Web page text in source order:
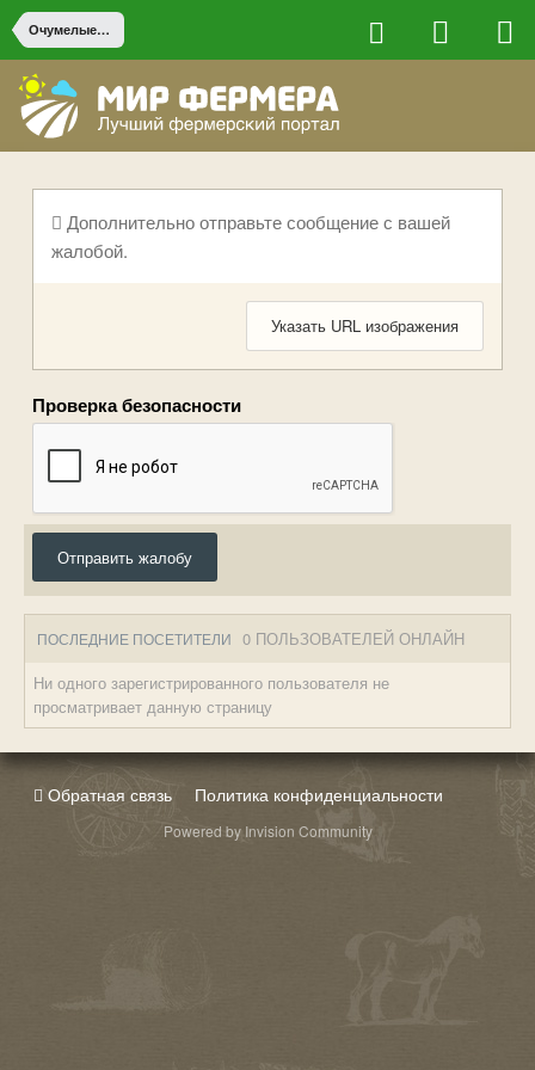
Очумелые ручки
Дополнительно отправьте сообщение с вашей
жалобой.
Указать URL изображения
Проверка безопасности
Отправить жалобу
ПОСЛЕДНИЕ ПОСЕТИТЕЛИ 0 ПОЛЬЗОВАТЕЛЕЙ ОНЛАЙН
Ни одного зарегистрированного пользователя не
просматривает данную страницу
Обратная связь Политика конфиденциальности
Powered by Invision Community